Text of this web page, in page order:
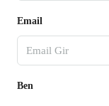
Email
Ben